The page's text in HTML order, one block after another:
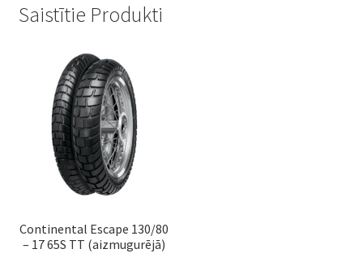
Saistītie Produkti
Continental Escape 130/80
– 17 65S TT (aizmugurējā)